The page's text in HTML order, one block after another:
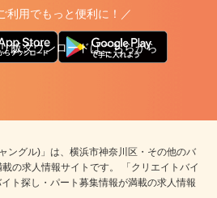
利用でもっと便利に！／
版ダウンロードはこちらから
ングル)」は、横浜市神奈川区・その他のバ
の求人情報サイトです。 「クリエイトバイ
ト探し・パート募集情報が満載の求人情報